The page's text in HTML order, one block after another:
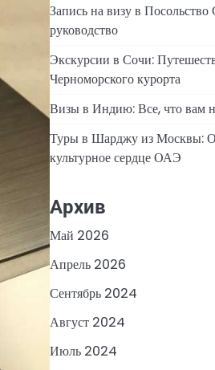
Запись на визу в
руководство
Экскурсии в Сочи:
Черноморского курорта
Визы в Индию: Все, что вам
Туры в Шарджу из Москвы:
культурное сердце ОАЭ
Архив
Май 2026
Апрель 2026
Сентябрь 2024
Август 2024
Июль 2024